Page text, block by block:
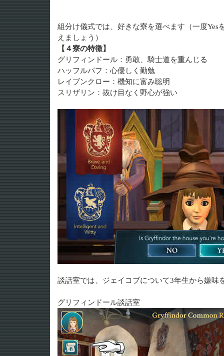
組分け儀式では、好きな寮を選べます（一度Yes
えましょう）
【４寮の特徴】
グリフィンドール：勇敢、騎士道を重んじる
ハッフルパフ：心優しく勤勉
レイブンクロー：機知に富み聡明
スリザリン：抜け目なく野心が強い
談話室では、ジェイコブについて3年生から嫌味
グリフィンドール談話室